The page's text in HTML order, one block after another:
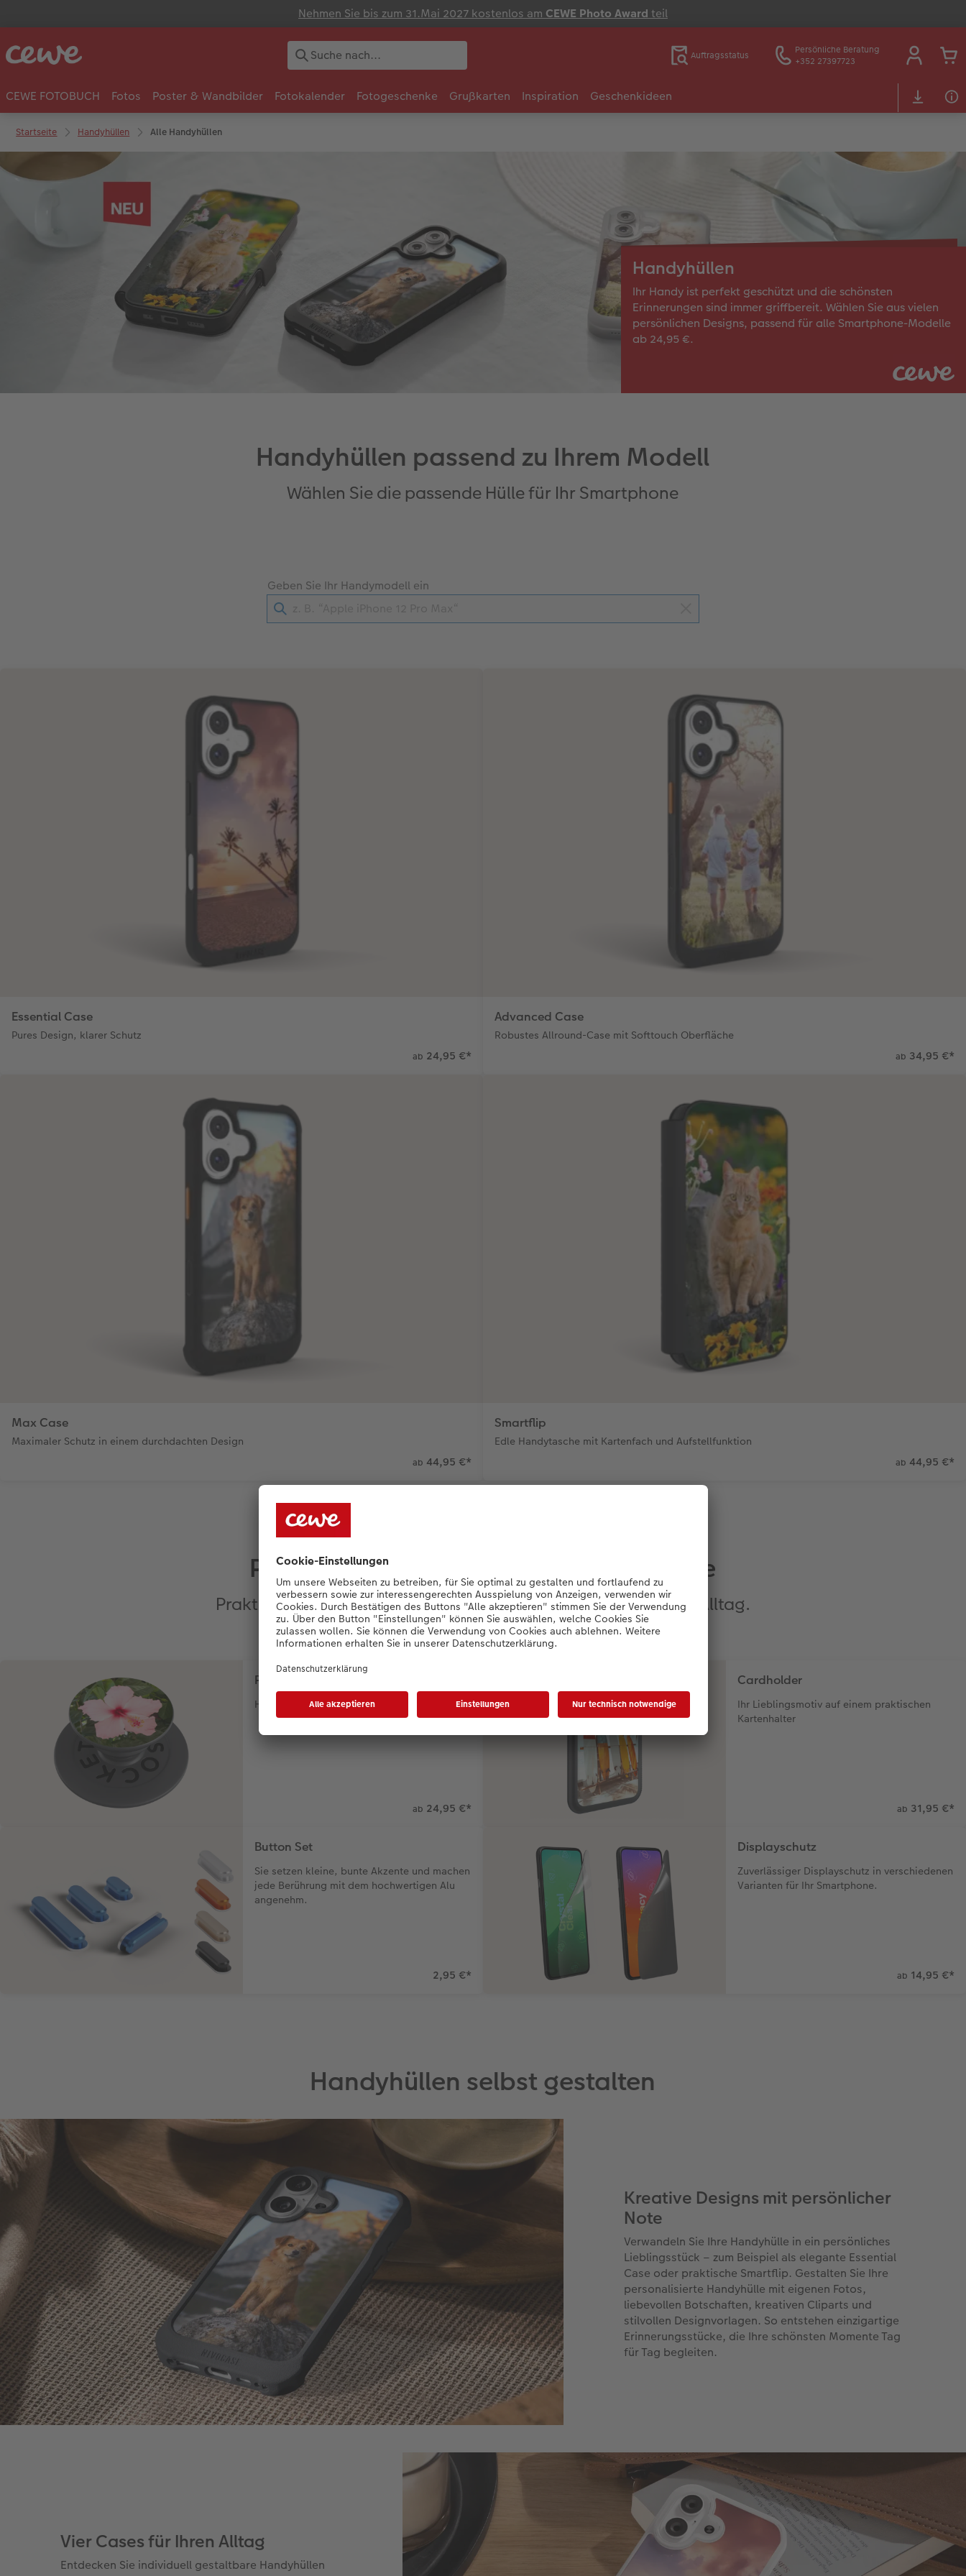
Nehmen Sie bis zum 31.Mai 2027 kostenlos am CEWE Photo Award teil
Auftragsstatus
Persönliche Beratung
+352 27397723
CEWE FOTOBUCH Fotos Poster & Wandbilder Fotokalender Fotogeschenke Grußkarten Inspiration Geschenkideen
Startseite Handyhüllen Alle Handyhüllen
Handyhüllen
Ihr Handy ist perfekt geschützt und die schönsten
Erinnerungen sind immer griffbereit. Wählen Sie aus vielen
persönlichen Designs, passend für alle Smartphone-Modelle
ab 24,95 €.
Handyhüllen passend zu Ihrem Modell
Wählen Sie die passende Hülle für Ihr Smartphone
Geben Sie Ihr Handymodell ein
Essential Case
Pures Design, klarer Schutz
ab 24,95 €*
Advanced Case
Robustes Allround-Case mit Softtouch Oberfläche
ab 34,95 €*
Max Case
Maximaler Schutz in einem durchdachten Design
ab 44,95 €*
Smartflip
Edle Handytasche mit Kartenfach und Aufstellfunktion
ab 44,95 €*
Passendes Zubehör für Ihr Smartphone
Praktische Extras für Schutz, Komfort und stilvolle Akzente im Alltag.
PopGrip
Handyhalterung für vielseitige Abenteuer
ab 24,95 €*
Cardholder
Ihr Lieblingsmotiv auf einem praktischen
Kartenhalter
ab 31,95 €*
Button Set
Sie setzen kleine, bunte Akzente und machen
jede Berührung mit dem hochwertigen Alu
angenehm.
2,95 €*
Displayschutz
Zuverlässiger Displayschutz in verschiedenen
Varianten für Ihr Smartphone.
ab 14,95 €*
Handyhüllen selbst gestalten
Kreative Designs mit persönlicher
Note
Verwandeln Sie Ihre Handyhülle in ein persönliches
Lieblingsstück – zum Beispiel als elegante Essential
Case oder praktische Smartflip. Gestalten Sie Ihre
personalisierte Handyhülle mit eigenen Fotos,
liebevollen Botschaften, kreativen Cliparts und
stilvollen Designvorlagen. So entstehen einzigartige
Erinnerungsstücke, die Ihre schönsten Momente Tag
für Tag begleiten.
Vier Cases für Ihren Alltag
Entdecken Sie individuell gestaltbare Handyhüllen